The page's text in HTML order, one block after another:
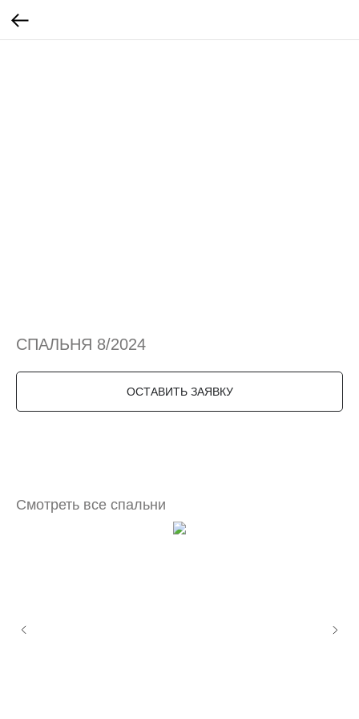
СПАЛЬНЯ 8/2024
ОСТАВИТЬ ЗАЯВКУ
Смотреть все спальни